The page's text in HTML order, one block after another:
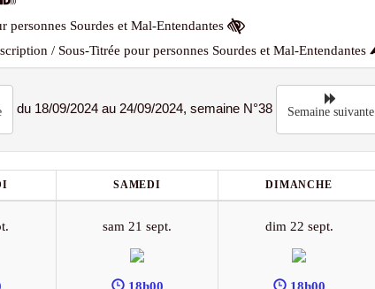
personnes Sourdes et Mal-Entendantes
/ Sous-Titrée pour personnes Sourdes et Mal-Entendantes
du 18/09/2024 au 24/09/2024, semaine N°38 Semaine suivante
SAMEDI DIMANCHE
sam 21 sept. dim 22 sept.